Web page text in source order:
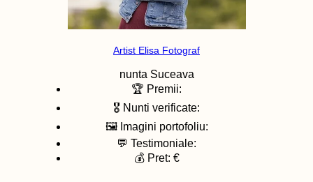
Artist Elisa Fotograf
nunta Suceava
🏆 Premii:
🎖️ Nunti verificate:
🖼️ Imagini portofoliu:
💬 Testimoniale:
💰 Pret: €